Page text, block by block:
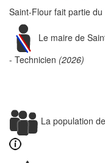
Saint-Flour fait partie du
Le maire de
- Technicien (2026)
La population